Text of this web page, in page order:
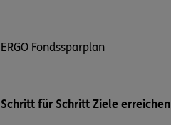
ERGO Fondssparplan
Schritt für Schritt Ziele erreichen